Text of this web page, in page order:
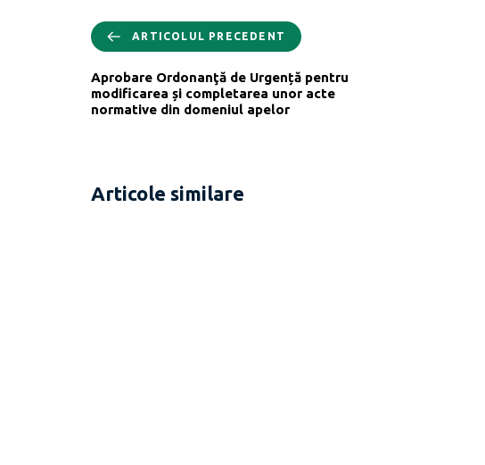
ARTICOLUL PRECEDENT
Aprobare Ordonanţă de Urgență pentru
modificarea și completarea unor acte
normative din domeniul apelor
Articole similare